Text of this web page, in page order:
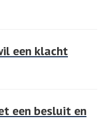
een klacht
een besluit en